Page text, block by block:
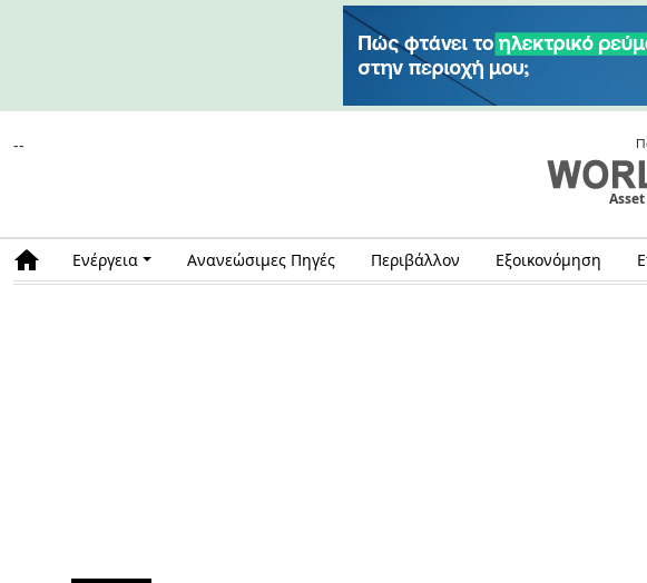
--
Ενέργεια Ανανεώσιμες Πηγές Περιβάλλον Εξοικονόμηση